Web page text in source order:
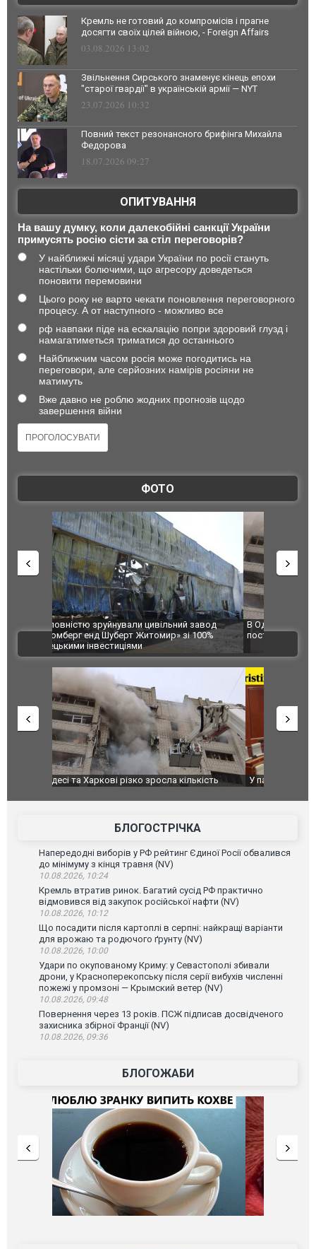
Кремль не готовий до компромісів і прагне
досягти своїх цілей війною, - Foreign Affairs
03.08.2026 13:02
Звільнення Сирського знаменує кінець епохи
"старої гвардії" в українській армії — NYT
23.07.2026 10:32
Повний текст резонансного брифінга Михайла
Федорова
18.07.2026 09:27
ОПИТУВАННЯ
На вашу думку, коли далекобійні санкції України
примусять росію сісти за стіл переговорів?
У найближчі місяці удари України по росії стануть
настільки болючими, що агресору доведеться
поновити перемовини
Цього року не варто чекати поновлення переговорного
процесу. А от наступного - можливо все
рф навпаки піде на ескалацію попри здоровий глузд і
намагатиметься триматися до останнього
Найближчим часом росія може погодитись на
переговори, але серйозних намірів росіяни не
матимуть
Вже давно не роблю жодних прогнозів щодо
завершення війни
ФОТО
В Одесі та Харкові різко зросла кількість
постраждалих від обстрілу РФ
Ворог
двоє
після
ВІДЕО
У парламенті Косово прем'єра закидали яйцями
Приїхав
до
зіркового
БЛОГОСТРІЧКА
Напередодні виборів у РФ рейтинг Єдиної Росії обвалився
до мінімуму з кінця травня (NV)
10.08.2026, 10:24
Кремль втратив ринок. Багатий сусід РФ практично
відмовився від закупок російської нафти (NV)
10.08.2026, 10:12
Що посадити після картоплі в серпні: найкращі варіанти
для врожаю та родючого ґрунту (NV)
10.08.2026, 10:00
Удари по окупованому Криму: у Севастополі збивали
дрони, у Красноперекопську після серії вибухів численні
пожежі у промзоні — Крымский ветер (NV)
10.08.2026, 09:48
Повернення через 13 років. ПСЖ підписав досвідченого
захисника збірної Франції (NV)
10.08.2026, 09:36
БЛОГОЖАБИ